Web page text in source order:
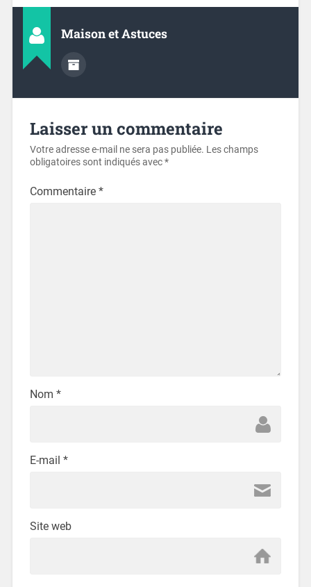
Maison et Astuces
Laisser un commentaire
Votre adresse e-mail ne sera pas publiée. Les champs
obligatoires sont indiqués avec*
Commentaire *
Nom *
E-mail *
Site web